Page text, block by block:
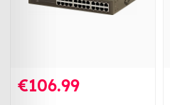
€106.99